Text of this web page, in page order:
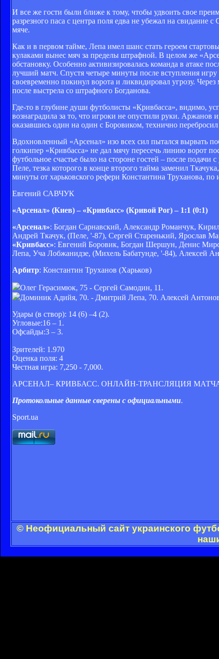
И все же гости были ближе к тому, чтобы удвоить свое
разрезного паса с центра поля едва не убежал на
мяче.
Как и в первом тайме, Лепа имел шанс стать героем
кулаками вынес мяч за пределы штрафной. В целом же
обстановку. Особенно активизировалась команда в атаке
лучший матч. Спустя четыре минуты после вступления
своевременно покинул ворота и ликвидировал угрозу.
после выстрела со штрафного Богданова.
Где-то в глубине души футболисты «Кривбасса», видимо,
вознаградила за то, что игроки не опустили руки.
оказавшись один на один с Боровиком, технично перебросил
Вдохновленный «Арсенал» изо всех сил пытался вырвать
голкипер «Кривбасса» не дал мячу пересечь линию ворот
футбольное счастье было на стороне гостей – после
Пеле, тезка которого в конце второго тайма заменил
минуты от харьковского рефери Константина Труханова,
Евгений САВЧУК
«Арсенал» (Киев) – «Кривбасс» (Кривой Рог) – 1:1 (0:1)
«Арсенал»: Богдан Сарнавский, Александр Романчук,
Андрей Ткачук, (Пеле, '-87), Сергей Старенький,
«Кривбасс»: Евгений Боровик, Богдан Шершун, Денис
Лепа, Уча Лобжанидзе, (Михель Бабатунде, '-84), Алексей
Арбитр: Константин Труханов (Харьков)
Олег Герасимюк, 75 - Сергей Самодин, 11.
Доминик Адийя, 70. - Дмитрий Лепа, 70. Алексей
Удары (в створ): 14 (6) –4 (2).
Угловые:16 – 1.
Офсайды:3 – 3.
Зрителей: 1.970
Оценка поля: 4
Честная игра: 7,250 - 7,000.
АРСЕНАЛ– КРИВБАСС. ОНЛАЙН-ТРАНСЛЯЦИЯ
Протокольные данные сверены с официальными.
Sport.ua
© Неофициальный сайт украинского